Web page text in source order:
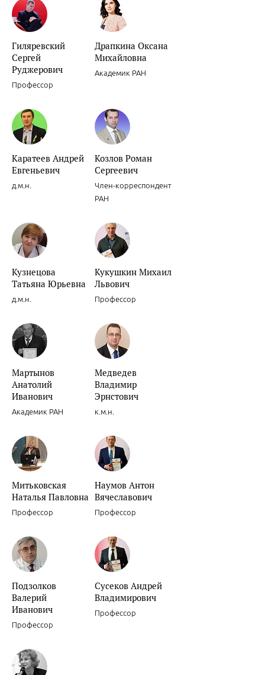
Гиляревский
Сергей
Руджерович
Профессор
Драпкина Оксана
Михайловна
Академик РАН
Каратеев Андрей
Евгеньевич
д.м.н.
Козлов Роман
Сергеевич
Член-корреспондент
РАН
Кузнецова
Татьяна Юрьевна
д.м.н.
Кукушкин Михаил
Львович
Профессор
Мартынов
Анатолий
Иванович
Академик РАН
Медведев
Владимир
Эрнстович
к.м.н.
Митьковская
Наталья Павловна
Профессор
Наумов Антон
Вячеславович
Профессор
Подзолков
Валерий
Иванович
Профессор
Сусеков Андрей
Владимирович
Профессор